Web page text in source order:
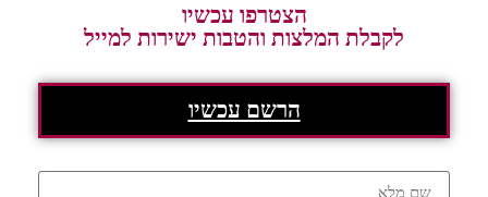
הצטרפו עכשיו
לקבלת המלצות והטבות ישירות למייל
הרשם עכשיו